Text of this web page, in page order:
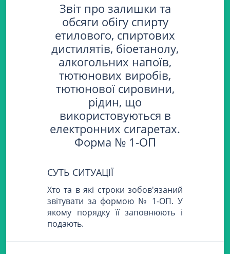
Звіт про залишки та
обсяги обігу спирту
етилового, спиртових
дистилятів, біоетанолу,
алкогольних напоїв,
тютюнових виробів,
тютюнової сировини,
рідин, що
використовуються в
електронних сигаретах.
Форма № 1-ОП
СУТЬ СИТУАЦІЇ
Хто та в які строки зобов'язаний
звітувати за формою № 1-ОП. У
якому порядку її заповнюють і
подають.